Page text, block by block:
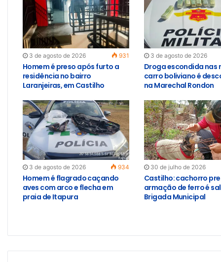
3 de agosto de 2026 931
Homem é preso após furto a
residência no bairro
Laranjeiras, em Castilho
3 de agosto de 2026
Droga escondida nas
carro boliviano é
na Marechal Rondon
3 de agosto de 2026 934
Homem é flagrado caçando
aves com arco e flecha em
praia de Itapura
30 de julho de 2026
Castilho: cachorro
armação de ferro é
Brigada Municipal